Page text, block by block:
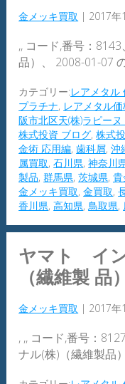
金メッキ買取 | 2017年
,, コード,番号：
品）、 2008-01-07
カテゴリー:レアメタル
プラチナ, レアメタル
阪市北区天(株)ラピーヌ
株式投資 ブログ,株式
金術 応用編,歯科屑,沖
属買取,石川県,神奈川
製品,群馬県,茨城県,貴
金メッキ買取,金買取,
香川県,高知県, 鳥取県,
ヤマト イ
（繊維製 品）
金メッキ買取 | 2017年
, ,, コード,番号：
ナル(株)（繊維製品